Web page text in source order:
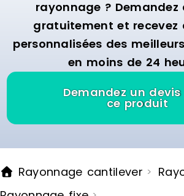
conseillons sur la solution de
stockage la plus adaptée à
secteur d’activité et vos
contraintes sanitaires
rayonnage ? Demandez
gratuitement et recevez
personnalisées des
en moins de 24
Demandez un
ce produit
Rayonnage cantilever >